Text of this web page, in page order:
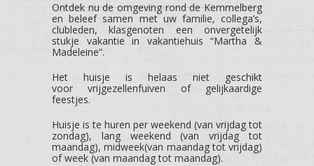
Ontdek nu de omgeving rond de Kemmelberg
en beleef samen met uw familie, collega’s,
clubleden, klasgenoten een onvergetelijk
stukje vakantie in vakantiehuis “Martha &
Madeleine”.
Het huisje is helaas niet geschikt
voor vrijgezellenfuiven of gelijkaardige
feestjes.
Huisje is te huren per weekend (van vrijdag tot
zondag), lang weekend (van vrijdag tot
maandag), midweek(van maandag tot vrijdag)
of week (van maandag tot maandag).